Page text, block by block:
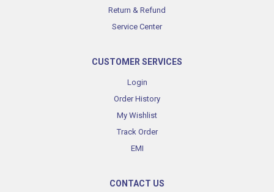
Return & Refund
Service Center
CUSTOMER SERVICES
Login
Order History
My Wishlist
Track Order
EMI
CONTACT US